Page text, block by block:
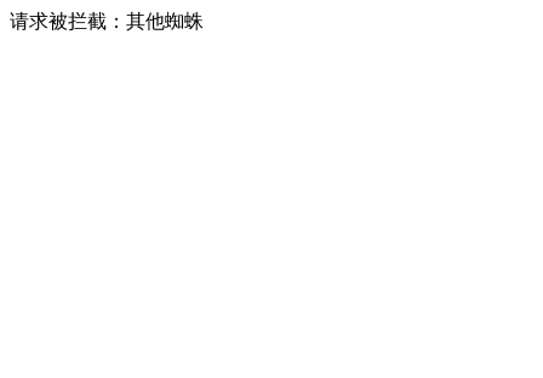
请求被拦截：其他蜘蛛